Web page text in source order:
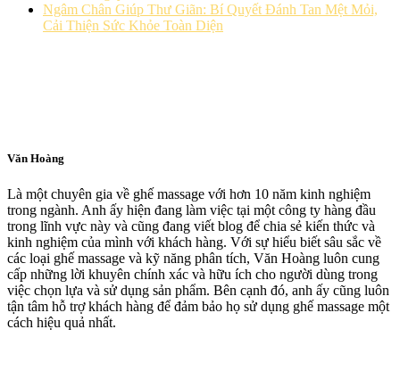
Ngâm Chân Giúp Thư Giãn: Bí Quyết Đánh Tan Mệt Mỏi,
Cải Thiện Sức Khỏe Toàn Diện
Văn Hoàng
Là một chuyên gia về ghế massage với hơn 10 năm kinh nghiệm
trong ngành. Anh ấy hiện đang làm việc tại một công ty hàng đầu
trong lĩnh vực này và cũng đang viết blog để chia sẻ kiến thức và
kinh nghiệm của mình với khách hàng. Với sự hiểu biết sâu sắc về
các loại ghế massage và kỹ năng phân tích, Văn Hoàng luôn cung
cấp những lời khuyên chính xác và hữu ích cho người dùng trong
việc chọn lựa và sử dụng sản phẩm. Bên cạnh đó, anh ấy cũng luôn
tận tâm hỗ trợ khách hàng để đảm bảo họ sử dụng ghế massage một
cách hiệu quả nhất.